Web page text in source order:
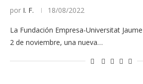
por I. F. 18/08/2022
La Fundación Empresa-Universitat
2 de noviembre, una nueva…